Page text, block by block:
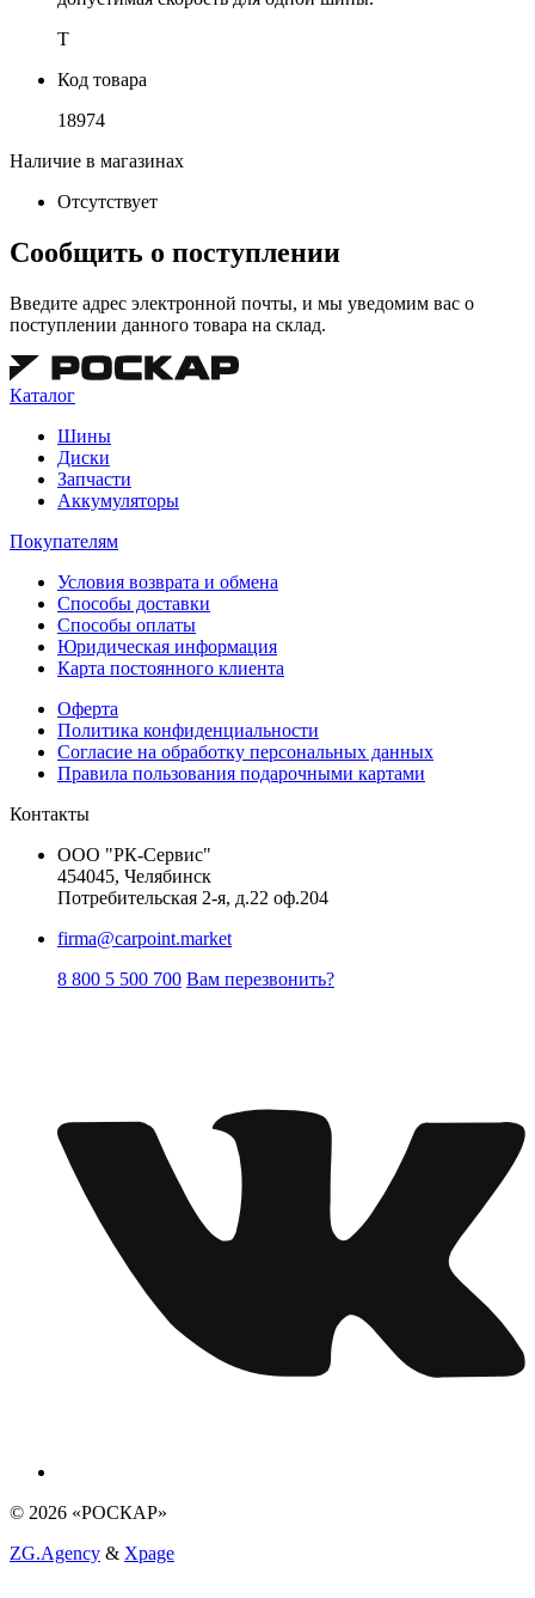
T
Код товара
18974
Наличие в магазинах
Отсутствует
Сообщить о поступлении
Введите адрес электронной почты, и мы уведомим вас о
поступлении данного товара на склад.
Каталог
Шины
Диски
Запчасти
Аккумуляторы
Покупателям
Условия возврата и обмена
Способы доставки
Способы оплаты
Юридическая информация
Карта постоянного клиента
Оферта
Политика конфиденциальности
Согласие на обработку персональных данных
Правила пользования подарочными картами
Контакты
ООО "РК-Сервис"
454045, Челябинск
Потребительская 2-я, д.22 оф.204
firma@carpoint.market
8 800 5 500 700 Вам перезвонить?
© 2026 «РОСКАР»
ZG.Agency & Xpage